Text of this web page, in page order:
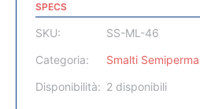
SPECS
SKU:
SS-ML-46
Categoria:
Smalti
Disponibilità: 2 disponibili